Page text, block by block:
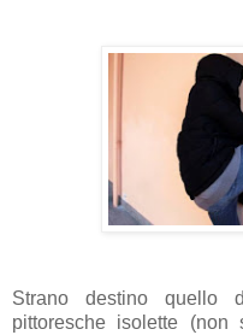
Strano destino quello
pittoresche isolette